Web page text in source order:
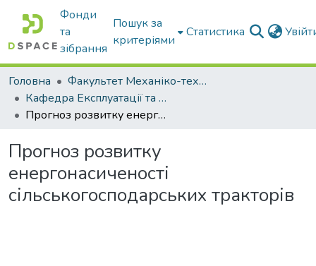
Фонди
та
зібрання
Пошук за
критеріями
Статистика
Головна
Факультет Механіко-технологічний
Кафедра Експлуатації та технічного сервісу машин
Прогноз розвитку енергонасиченості сільськогосподарських тракторів
Прогноз розвитку
енергонасиченості
сільськогосподарських тракторів